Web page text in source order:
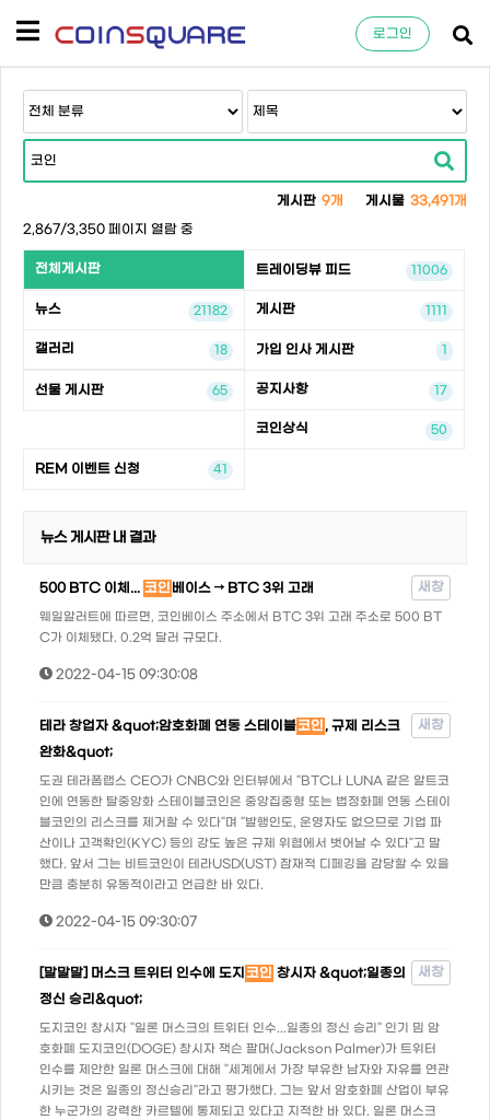
로그인
게시판 9개 게시물 33,491개
2,867/3,350 페이지 열람 중
전체게시판 트레이딩뷰 피드 11006
뉴스 21182 게시판 1111
갤러리 18 가입 인사 게시판 1
선물 게시판 65 공지사항 17
코인상식 50
REM 이벤트 신청 41
뉴스 게시판 내 결과
500 BTC 이체... 코인 베이스 → BTC 3위 고래 새창
웨일알러트에 따르면, 코인베이스 주소에서 BTC 3위 고래 주소로 500 BT
C가 이체됐다. 0.2억 달러 규모다.
2022-04-15 09:30:08
테라 창업자 &quot;암호화폐 연동 스테이블코인, 규제 리스크
완화&quot;
새창
도권 테라폼랩스 CEO가 CNBC와 인터뷰에서 "BTC나 LUNA 같은 알트코
인에 연동한 탈중앙화 스테이블코인은 중앙집중형 또는 법정화폐 연동 스테이
블코인의 리스크를 제거할 수 있다"며 "발행인도, 운영자도 없으므로 기업 파
산이나 고객확인(KYC) 등의 강도 높은 규제 위협에서 벗어날 수 있다"고 말
했다. 앞서 그는 비트코인이 테라USD(UST) 잠재적 디페깅을 감당할 수 있을
만큼 충분히 유동적이라고 언급한 바 있다.
2022-04-15 09:30:07
[말말말] 머스크 트위터 인수에 도지 코인 창시자 &quot;일종의
정신 승리&quot;
새창
도지코인 창시자 "일론 머스크의 트위터 인수...일종의 정신 승리" 인기 밈 암
호화폐 도지코인(DOGE) 창시자 잭슨 팔머(Jackson Palmer)가 트위터
인수를 제안한 일론 머스크에 대해 "세계에서 가장 부유한 남자와 자유를 연관
시키는 것은 일종의 정신승리"라고 평가했다. 그는 앞서 암호화폐 산업이 부유
한 누군가의 강력한 카르텔에 통제되고 있다고 지적한 바 있다. 일론 머스크